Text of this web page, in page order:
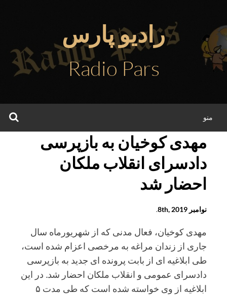
محتوا
رادیو پارس
Radio Pars
منو
مهدی کوخیان به بازپرسی
دادسرای انقلاب ملکان
احضار شد
نوامبر 8th, 2019 .
مهدی کوخیان، فعال مدنی که از شهریورماه سال
جاری از زندان مراغه به مرخصی اعزام شده است،
طی ابلاغیه ای از بابت پرونده ای جدید به بازپرسی
دادسرای عمومی و انقلاب ملکان احضار شد. در این
ابلاغیه از وی خواسته شده است که طی مدت ۵